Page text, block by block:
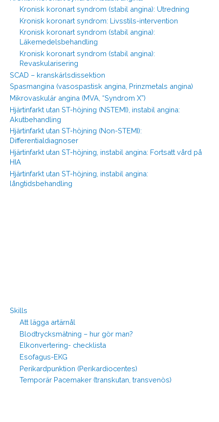
Kronisk koronart syndrom (stabil angina): Utredning
Kronisk koronart syndrom: Livsstils-intervention
Kronisk koronart syndrom (stabil angina):
Läkemedelsbehandling
Kronisk koronart syndrom (stabil angina):
Revaskularisering
SCAD – kranskärlsdissektion
Spasmangina (vasospastisk angina, Prinzmetals angina)
Mikrovaskulär angina (MVA, “Syndrom X”)
Hjärtinfarkt utan ST-höjning (NSTEMI), instabil angina:
Akutbehandling
Hjärtinfarkt utan ST-höjning (Non-STEMI):
Differentialdiagnoser
Hjärtinfarkt utan ST-höjning, instabil angina: Fortsatt vård på
HIA
Hjärtinfarkt utan ST-höjning, instabil angina:
långtidsbehandling
Skills
Att lägga artärnål
Blodtrycksmätning – hur gör man?
Elkonvertering- checklista
Esofagus-EKG
Perikardpunktion (Perikardiocentes)
Temporär Pacemaker (transkutan, transvenös)